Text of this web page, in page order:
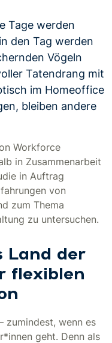
Tage werden
den Tag werden
Vögeln
Tatendrang mit
im Homeoffice
bleiben andere
Workforce
in Zusammenarbeit
in Auftrag
von
zum Thema
zu untersuchen.
Land der
flexiblen
zumindest, wenn es
geht. Denn als